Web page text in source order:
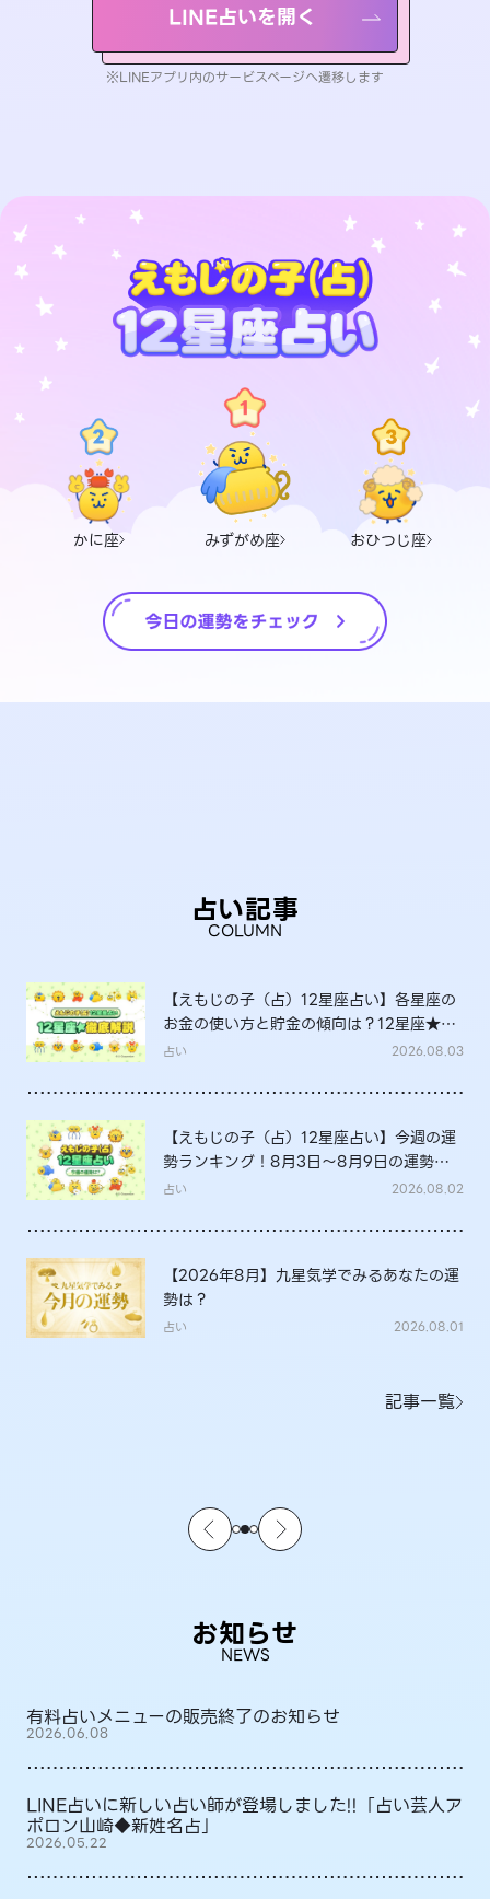
LINE占いを開く
※LINEアプリ内のサービスページへ遷移します
かに座 みずがめ座 おひつじ座
占い記事
COLUMN
【えもじの子（占）12星座占い】各星座の
お金の使い方と貯金の傾向は？12星座★徹
底解説
占い 2026.08.03
【えもじの子（占）12星座占い】今週の運
勢ランキング！8月3日～8月9日の運勢
は？
占い 2026.08.02
【2026年8月】九星気学でみるあなたの運
勢は？
占い 2026.08.01
記事一覧
お知らせ
NEWS
有料占いメニューの販売終了のお知らせ
2026.06.08
LINE占いに新しい占い師が登場しました!!「占い芸人ア
ポロン山崎◆新姓名占」
2026.05.22